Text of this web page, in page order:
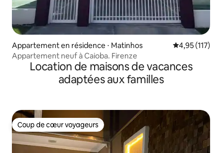
Appartement en résidence ⋅ Matinhos Évaluation
4,95 (117)
Appartement neuf à Caioba. Firenze
Location de maisons de vacances
adaptées aux familles
Coup de cœur voyageurs
Coup de cœur voyageurs